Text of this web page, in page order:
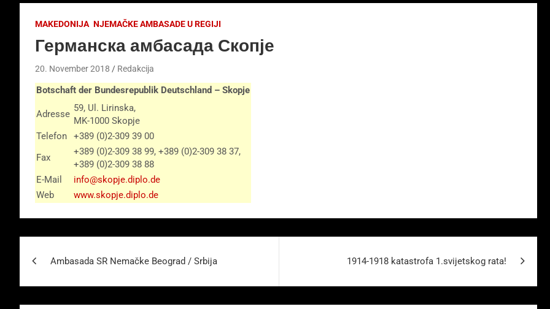
MAKEDONIJA NJEMAČKE AMBASADE U REGIJI
Германска амбасада Скопје
20. November 2018 Redakcija
Botschaft der Bundesrepublik Deutschland – Skopje
Adresse
59, Ul. Lirinska,
MK-1000 Skopje
Telefon
+389 (0)2-309 39 00
Fax
+389 (0)2-309 38 99, +389 (0)2-309 38 37,
+389 (0)2-309 38 88
E-Mail
info@skopje.diplo.de
Web
www.skopje.diplo.de
Ambasada SR Nemačke Beograd / Srbija 1914-1918 katastrofa 1.svijetskog rata!